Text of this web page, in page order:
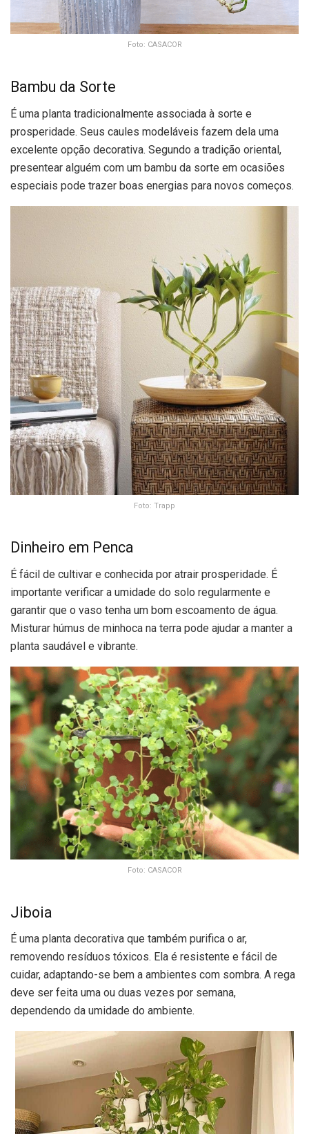
Foto: CASACOR
Bambu da Sorte
É uma planta tradicionalmente associada à sorte e
prosperidade. Seus caules modeláveis fazem dela uma
excelente opção decorativa. Segundo a tradição oriental,
presentear alguém com um bambu da sorte em ocasiões
especiais pode trazer boas energias para novos começos.
Foto: Trapp
Dinheiro em Penca
É fácil de cultivar e conhecida por atrair prosperidade. É
importante verificar a umidade do solo regularmente e
garantir que o vaso tenha um bom escoamento de água.
Misturar húmus de minhoca na terra pode ajudar a manter a
planta saudável e vibrante.
Foto: CASACOR
Jiboia
É uma planta decorativa que também purifica o ar,
removendo resíduos tóxicos. Ela é resistente e fácil de
cuidar, adaptando-se bem a ambientes com sombra. A rega
deve ser feita uma ou duas vezes por semana,
dependendo da umidade do ambiente.